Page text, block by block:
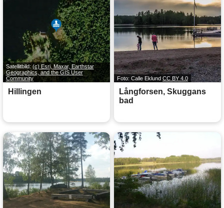
Satellitbild: (c) Esri, Maxar, Earthstar
Geographics, and the GIS User
Community
Hillingen
Foto: Calle Eklund CC BY 4.0
Långforsen, Skuggans
bad